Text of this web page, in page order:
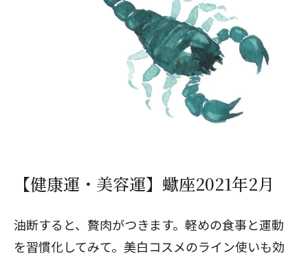
【健康運・美容運】蠍座2021年2月
油断すると、贅肉がつきます。軽めの食事と運動
を習慣化してみて。美白コスメのライン使いも効